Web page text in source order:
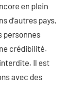
en plein
d’autres pays,
personnes
crédibilité.
Il est
avec des